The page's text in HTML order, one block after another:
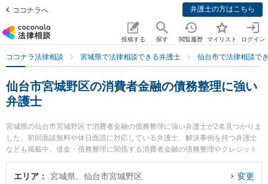
ココナラへ 弁護士の方はこちら
投稿する 探す 閲覧履歴 マイリスト ログイン
ココナラ法律相談 宮城県で法律相談できる弁護士 仙台市で法律相談で
仙台市宮城野区の消費者金融の債務整理に強い
弁護士
宮城県の仙台市宮城野区で消費者金融の債務整理に強い弁護士が2名見つかりま
した。初回面談無料や休日面談に対応している弁護士、解決事例を持つ弁護士
なども掲載中。借金・債務整理に関係する消費者金融の債務整理やクレジット
会社の債務整理、リボ払いの債務整理等の細かな分野での絞り込み検索もでき
便利です。特に弁護士法人法律事務所せんだいの田中 航弁護士や弁護士法人法
エリア 宮城県、仙台市宮城野区 変更